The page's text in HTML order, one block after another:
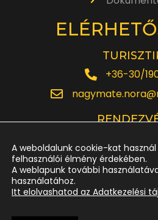
+36-30/
+36-52/
A weboldalunk cookie-kat
felhasználói élmény érdekében.
A weblapunk további
használatához.
Itt elolvashatod az Adatkezelési